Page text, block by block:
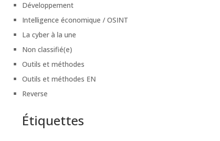
Développement
Intelligence économique / OSINT
La cyber à la une
Non classifié(e)
Outils et méthodes
Outils et méthodes EN
Reverse
Étiquettes